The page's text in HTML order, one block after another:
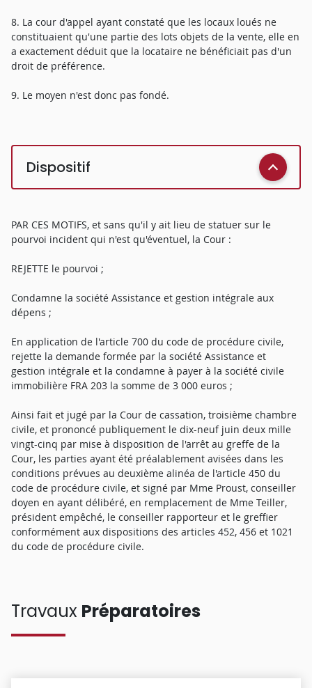
8. La cour d'appel ayant constaté que les locaux loués ne
constituaient qu'une partie des lots objets de la vente, elle en
a exactement déduit que la locataire ne bénéficiait pas d'un
droit de préférence.
9. Le moyen n'est donc pas fondé.
Dispositif
PAR CES MOTIFS, et sans qu'il y ait lieu de statuer sur le
pourvoi incident qui n'est qu'éventuel, la Cour :
REJETTE le pourvoi ;
Condamne la société Assistance et gestion intégrale aux
dépens ;
En application de l'article 700 du code de procédure civile,
rejette la demande formée par la société Assistance et
gestion intégrale et la condamne à payer à la société civile
immobilière FRA 203 la somme de 3 000 euros ;
Ainsi fait et jugé par la Cour de cassation, troisième chambre
civile, et prononcé publiquement le dix-neuf juin deux mille
vingt-cinq par mise à disposition de l'arrêt au greffe de la
Cour, les parties ayant été préalablement avisées dans les
conditions prévues au deuxième alinéa de l'article 450 du
code de procédure civile, et signé par Mme Proust, conseiller
doyen en ayant délibéré, en remplacement de Mme Teiller,
président empêché, le conseiller rapporteur et le greffier
conformément aux dispositions des articles 452, 456 et 1021
du code de procédure civile.
Travaux Préparatoires